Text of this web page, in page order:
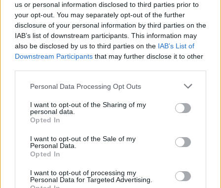
us or personal information disclosed to third parties prior to
your opt-out. You may separately opt-out of the further
disclosure of your personal information by third parties on the
IAB’s list of downstream participants. This information may
also be disclosed by us to third parties on the IAB’s List of
Downstream Participants that may further disclose it to other
Please note that this website/app uses one or more Google
not limited to your visit or usage behaviour. You may click to
grant or deny consent to Google and its third-party tags to
use your data for below specified purposes in below Google
consent section.
Personal Data Processing Opt Outs
I want to opt-out of the Sharing of my
personal data.
Opted In
I want to opt-out of the Sale of my
Personal Data.
Opted In
I want to opt-out of processing my
Personal Data for Targeted Advertising.
Több mint 1 millióan nézték a
magyar-portugál meccset kedden az
M4 Sporton
ReklámInvázió• 2025. szeptember 10.